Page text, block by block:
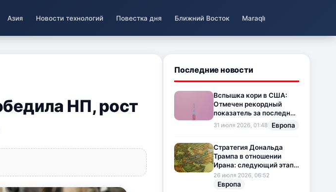
Азия Новости технологий Повестка дня Ближний Восток Maraqlı
НП, рост
Последние новости
Вспышка кори в США:
Отмечен рекордный
показатель за последние
35 лет
31 июля 2026, 01:48 Европа
Стратегия Дональда
Трампа в отношении
Ирана: следующий этап
напряженности на
Ближнем Востоке
26 июля 2026, 06:52
Европа